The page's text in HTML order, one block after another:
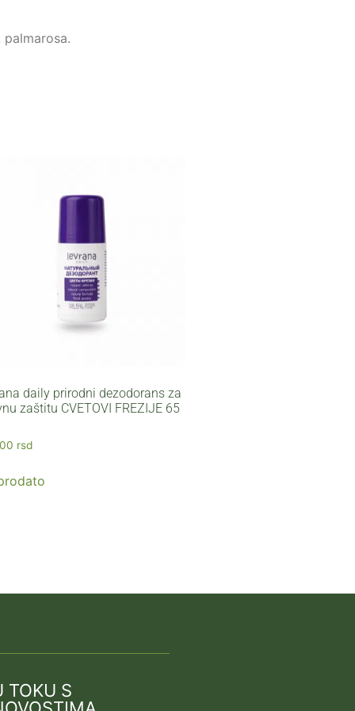
daily prirodni dezodorans za
zaštitu CVETOVI FREZIJE 65
rsd
TOKU S